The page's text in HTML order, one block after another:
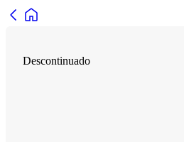
Descontinuado